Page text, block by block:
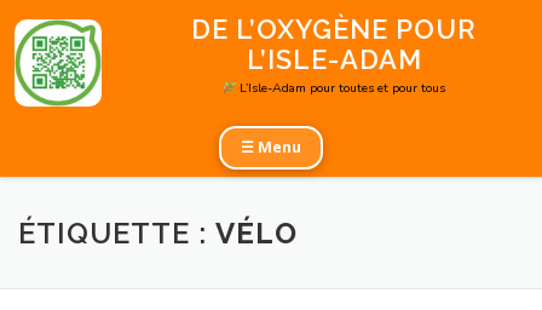
au
contenu
DE L’OXYGÈNE POUR
L’ISLE-ADAM
L’Isle-Adam pour toutes et pour tous
☰ Menu
ÉTIQUETTE : VÉLO